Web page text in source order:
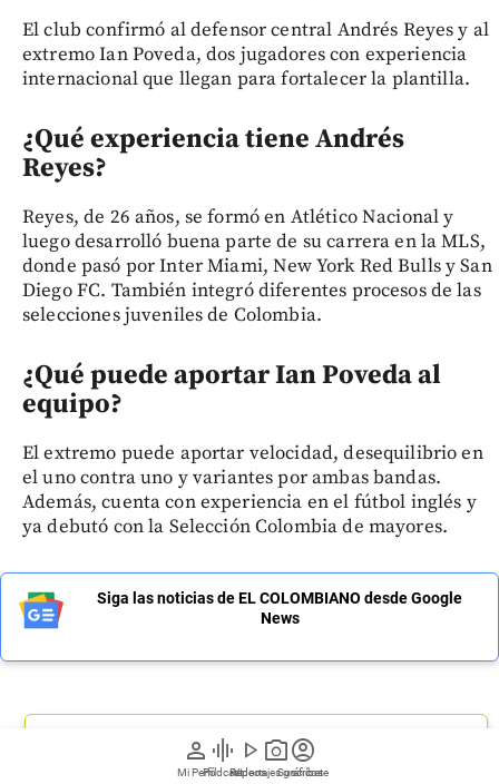
person
Mi Perfil
graphic_eq
Pódcast
play_arrow
Videos
photo_camera
Reportajes gráficos
account_circle
Suscríbete
El club confirmó al defensor central Andrés Reyes y al
extremo Ian Poveda, dos jugadores con experiencia
internacional que llegan para fortalecer la plantilla.
¿Qué experiencia tiene Andrés
Reyes?
Reyes, de 26 años, se formó en Atlético Nacional y
luego desarrolló buena parte de su carrera en la MLS,
donde pasó por Inter Miami, New York Red Bulls y San
Diego FC. También integró diferentes procesos de las
selecciones juveniles de Colombia.
¿Qué puede aportar Ian Poveda al
equipo?
El extremo puede aportar velocidad, desequilibrio en
el uno contra uno y variantes por ambas bandas.
Además, cuenta con experiencia en el fútbol inglés y
ya debutó con la Selección Colombia de mayores.
Siga las noticias de EL COLOMBIANO desde Google
News
Regístrate a nuestro newsletter